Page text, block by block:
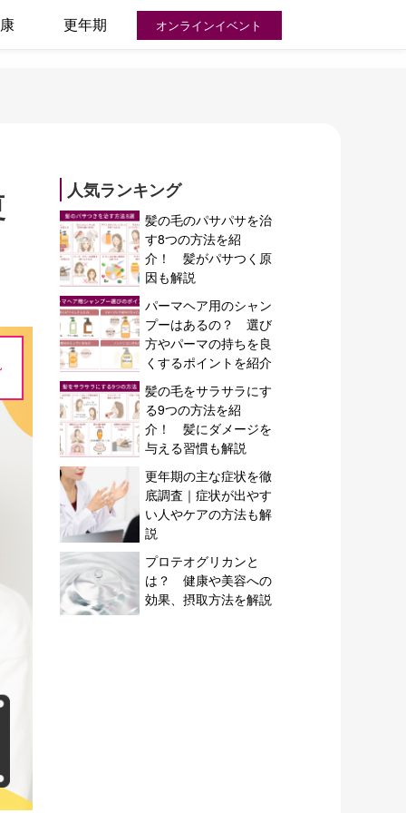
更年期 オンラインイベント
人気ランキング
髪の毛のパサパサを治
す8つの方法を紹
介！ 髪がパサつく原
因も解説
パーマヘア用のシャン
プーはあるの？ 選び
方やパーマの持ちを良
くするポイントを紹介
髪の毛をサラサラにす
る9つの方法を紹
介！ 髪にダメージを
与える習慣も解説
更年期の主な症状を徹
底調査｜症状が出やす
い人やケアの方法も解
説
プロテオグリカンと
は？ 健康や美容への
効果、摂取方法を解説